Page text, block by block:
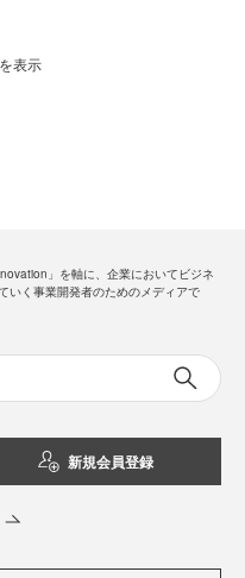
表示
」を軸に、企業においてビジネ
いく事業開発者のためのメディアで
新規会員登録